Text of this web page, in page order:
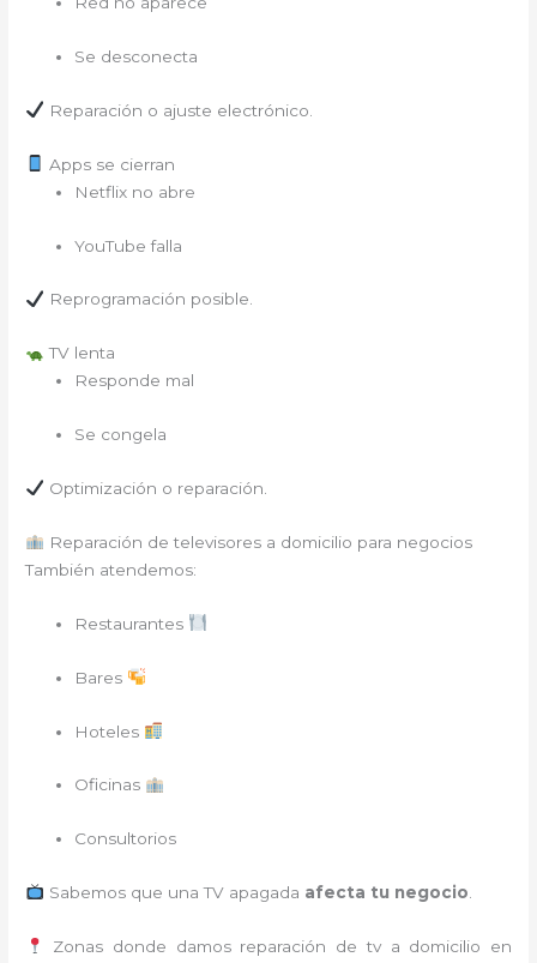
Se desconecta
Reparación o ajuste electrónico.
Apps se cierran
Netflix no abre
YouTube falla
Reprogramación posible.
TV lenta
Responde mal
Se congela
Optimización o reparación.
Reparación de televisores a domicilio para negocios
También atendemos:
Restaurantes
Bares
Hoteles
Oficinas
Consultorios
Sabemos que una TV apagada afecta tu negocio
Zonas donde damos reparación de tv a domicilio en